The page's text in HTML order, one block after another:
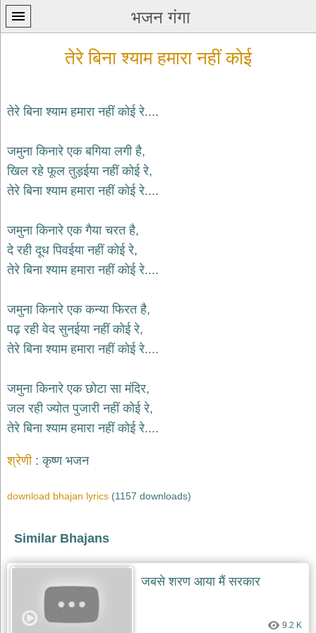
भजन गंगा
पन्ना
कृष्ण
bhajans
शिव
भजन
हनुमान
भजन
hanuman
bhajans
भजन
bhajans
जैन
भजन
jain
दुर्गा
bhajans
गणेश
राम
तेरे बिना श्याम हमारा नहीं कोई
तेरे बिना श्याम हमारा नहीं कोई रे....
जमुना किनारे एक बगिया लगी है,
खिल रहे फूल तुड़ईया नहीं कोई रे,
तेरे बिना श्याम हमारा नहीं कोई रे....
जमुना किनारे एक गैया चरत है,
दे रही दूध पिवईया नहीं कोई रे,
तेरे बिना श्याम हमारा नहीं कोई रे....
जमुना किनारे एक कन्या फिरत है,
पढ़ रही वेद सुनईया नहीं कोई रे,
तेरे बिना श्याम हमारा नहीं कोई रे....
जमुना किनारे एक छोटा सा मंदिर,
जल रही ज्योत पुजारी नहीं कोई रे,
तेरे बिना श्याम हमारा नहीं कोई रे....
श्रेणी कृष्ण भजन
download bhajan lyrics (1157 downloads)
Similar Bhajans
जबसे शरण आया मैं सरकार
9.2 K